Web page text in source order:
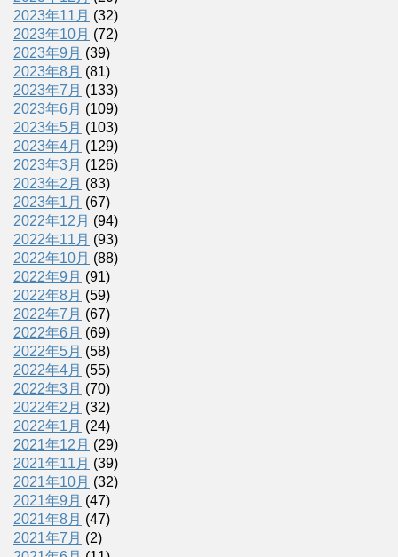
2023年11月 (32)
2023年10月 (72)
2023年9月 (39)
2023年8月 (81)
2023年7月 (133)
2023年6月 (109)
2023年5月 (103)
2023年4月 (129)
2023年3月 (126)
2023年2月 (83)
2023年1月 (67)
2022年12月 (94)
2022年11月 (93)
2022年10月 (88)
2022年9月 (91)
2022年8月 (59)
2022年7月 (67)
2022年6月 (69)
2022年5月 (58)
2022年4月 (55)
2022年3月 (70)
2022年2月 (32)
2022年1月 (24)
2021年12月 (29)
2021年11月 (39)
2021年10月 (32)
2021年9月 (47)
2021年8月 (47)
2021年7月 (2)